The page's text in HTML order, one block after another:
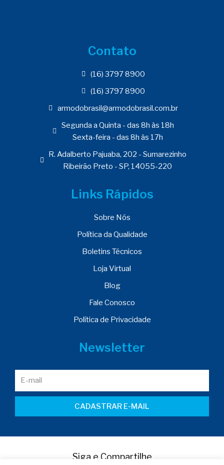
Contato
(16) 3797 8900
(16) 3797 8900
armodobrasil@armodobrasil.com.br
Segunda a Quinta - das 8h às 18h
Sexta-feira - das 8h às 17h
R. Adalberto Pajuaba, 202 - Sumarezinho
Ribeirão Preto - SP, 14055-220
Links Rápidos
Sobre Nós
Política da Qualidade
Boletins Técnicos
Loja Virtual
Blog
Fale Conosco
Política de Privacidade
Newsletter
CADASTRAR E-MAIL
Siga e Compartilhe